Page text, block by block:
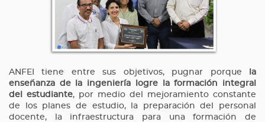
ANFEI tiene entre sus objetivos, pugnar porque
la
enseñanza de la ingeniería logre la formación integral
del estudiante, por medio del mejoramiento constante
de los planes de estudio, la preparación del personal
docente, la infraestructura para una formación de